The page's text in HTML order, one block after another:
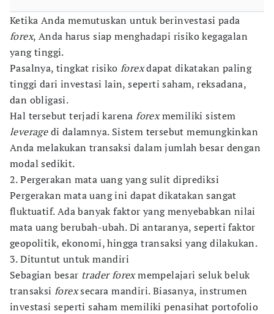
Ketika Anda memutuskan untuk berinvestasi pada
forex, Anda harus siap menghadapi risiko kegagalan
yang tinggi.
Pasalnya, tingkat risiko forexdapat dikatakan paling
tinggi dari investasi lain, seperti saham, reksadana,
dan obligasi.
Hal tersebut terjadi karenaforexmemiliki sistem
leveragedi dalamnya. Sistem tersebut memungkinkan
Anda melakukan transaksi dalam jumlah besar dengan
modal sedikit.
2. Pergerakan mata uang yang sulit diprediksi
Pergerakan mata uang ini dapat dikatakan sangat
fluktuatif. Ada banyak faktor yang menyebabkan nilai
mata uang berubah-ubah. Di antaranya, seperti faktor
geopolitik, ekonomi, hingga transaksi yang dilakukan.
3. Dituntut untuk mandiri
Sebagian besar trader forexmempelajari seluk beluk
transaksiforexsecara mandiri. Biasanya, instrumen
investasi seperti saham memiliki penasihat portofolio